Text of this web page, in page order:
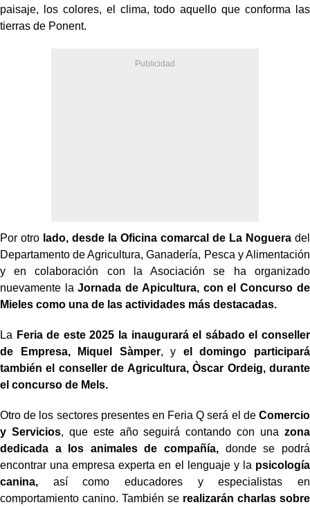
paisaje, los colores, el clima, todo aquello que conforma las
tierras de Ponent.
Por otro lado, desde la Oficina comarcal de La Nogueradel
Departamento de Agricultura, Ganadería, Pesca y Alimentación
y en colaboración con la Asociación se ha organizado
nuevamente laJornada de Apicultura, con el Concurso de
Mieles como una de las actividades más destacadas.
La Feria de este 2025 la inaugurará el sábado el conseller
de Empresa, Miquel Sàmper, y el domingo participará
también el conseller de Agricultura, Òscar Ordeig, durante
el concurso de Mels.
Otro de los sectores presentes en Feria Q será el de Comercio
y Servicios, que este año seguirá contando con una zona
dedicada a los animales de compañía, donde se podrá
encontrar una empresa experta en el lenguaje y la psicología
canina, así como educadores y especialistas en
comportamiento canino. También serealizarán charlas sobre